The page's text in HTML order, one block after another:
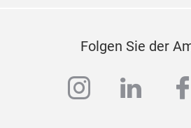
Folgen Sie der
instagram